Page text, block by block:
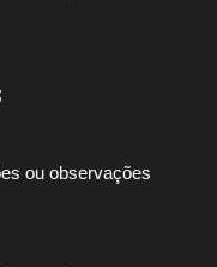
ou observações